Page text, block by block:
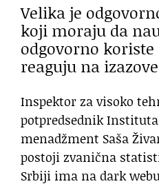
Velika je
koji moraju da
odgovorno
reaguju na
Inspektor za visoko
potpredsednik
menadžment Saša
postoji zvanična
Srbiji ima na dark